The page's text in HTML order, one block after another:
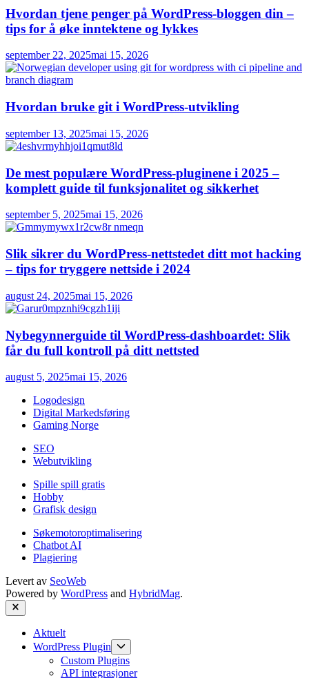
Hvordan tjene penger på WordPress-bloggen din –
tips for å øke inntektene og lykkes
september 22, 2025mai 15, 2026
Hvordan bruke git i WordPress-utvikling
september 13, 2025mai 15, 2026
De mest populære WordPress-pluginene i 2025 –
komplett guide til funksjonalitet og sikkerhet
september 5, 2025mai 15, 2026
Slik sikrer du WordPress-nettstedet ditt mot hacking
– tips for tryggere nettside i 2024
august 24, 2025mai 15, 2026
Nybegynnerguide til WordPress-dashboardet: Slik
får du full kontroll på ditt nettsted
august 5, 2025mai 15, 2026
Logodesign
Digital Markedsføring
Gaming Norge
SEO
Webutvikling
Spille spill gratis
Hobby
Grafisk design
Søkemotoroptimalisering
Chatbot AI
Plagiering
Levert av SeoWeb
Powered by WordPress and HybridMag.
Close
Aktuelt
WordPress Plugin
sub
menu
Custom Plugins
API integrasjoner